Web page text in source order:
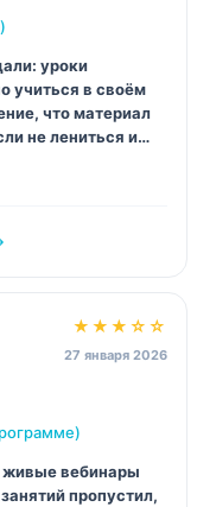
уроки
учиться в своём
что материал
не лениться и
по неделям.
★★★☆☆
27 января 2026
живые вебинары
пропустил,